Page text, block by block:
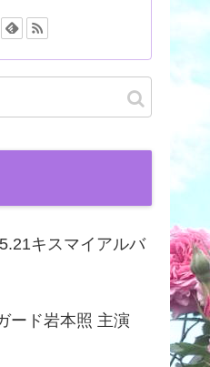
キスマイアルバ
ード岩本照 主演